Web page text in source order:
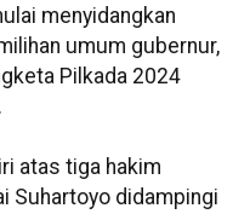
menyidangkan
umum gubernur,
Pilkada 2024
atas tiga hakim
Suhartoyo didampingi